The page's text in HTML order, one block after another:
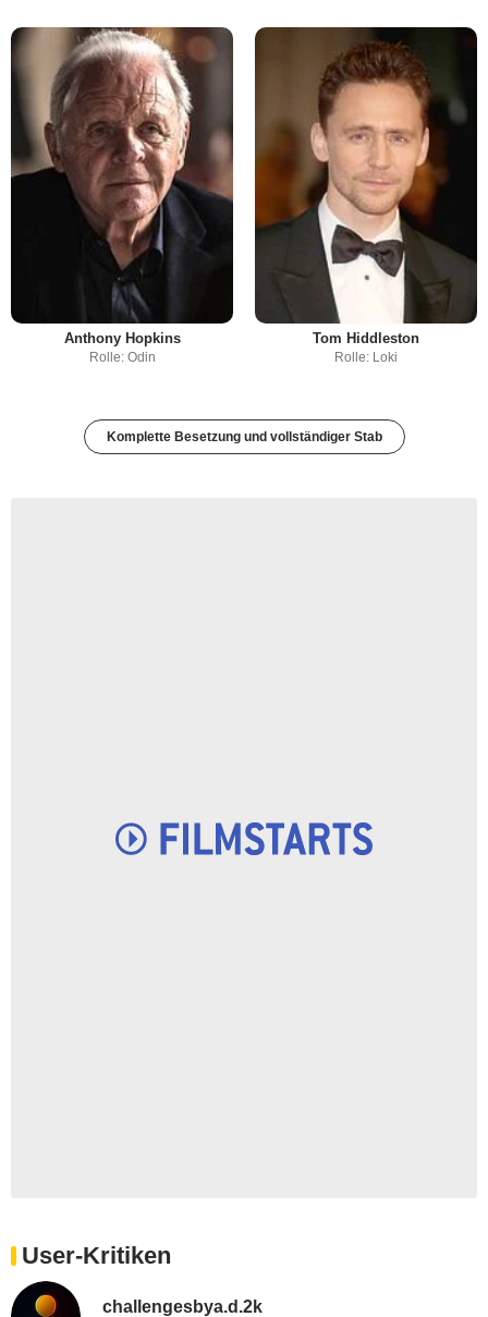
Anthony Hopkins
Rolle: Odin
Tom Hiddleston
Rolle: Loki
Komplette Besetzung und vollständiger Stab
User-Kritiken
challengesbya.d.2k